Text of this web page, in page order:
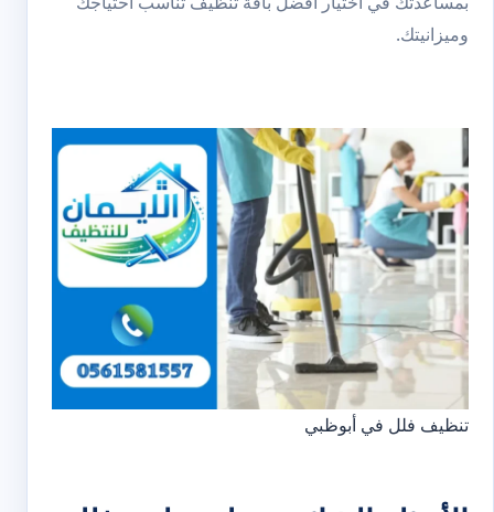
وميزانيتك.
تنظيف فلل في أبوظبي